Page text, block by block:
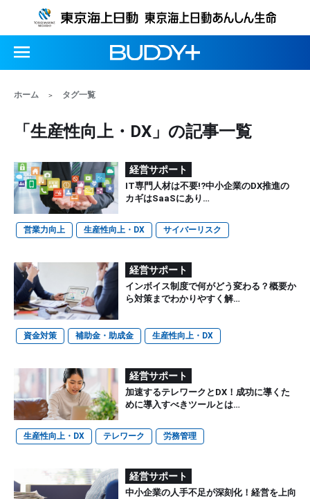
ホーム タグ一覧
「生産性向上・DX」の記事一覧
経営サポート
IT専門人材は不要!?中小企業のDX推進の
カギはSaaSにあり…
営業力向上 生産性向上・DX サイバーリスク
経営サポート
インボイス制度で何がどう変わる？概要か
ら対策までわかりやすく解…
資金対策 補助金・助成金 生産性向上・DX
経営サポート
加速するテレワークとDX！成功に導くた
めに導入すべきツールとは…
生産性向上・DX テレワーク 労務管理
経営サポート
中小企業の人手不足が深刻化！経営を上向